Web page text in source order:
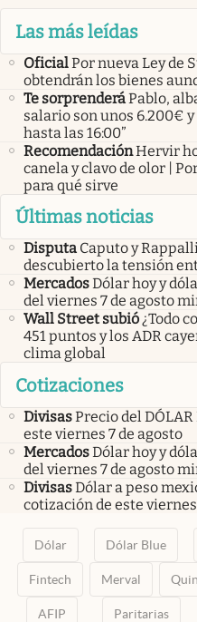
Las más leídas
OficialPor nueva Ley de
obtendrán los bienes
Te sorprenderáPablo,
salario son unos 6.200€
hasta las 16:00”
RecomendaciónHervir
canela y clavo de olor |
para qué sirve
Últimas noticias
Disputa Caputo y
descubierto la tensión
MercadosDólar hoy y
del viernes 7 de agosto
Wall Street subió¿Todo
451 puntos y los ADR
clima global
Cotizaciones
DivisasPrecio del
este viernes 7 de agosto
MercadosDólar hoy y
del viernes 7 de agosto
DivisasDólar a peso
cotización de este
Dólar Dólar Blue
Fintech Merval
AFIP Paritarias